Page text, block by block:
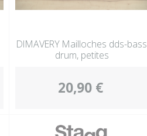
DIMAVERY Mailloches dds-bass
drum, petites
20,90 €